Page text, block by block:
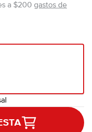
a $200 gastos de